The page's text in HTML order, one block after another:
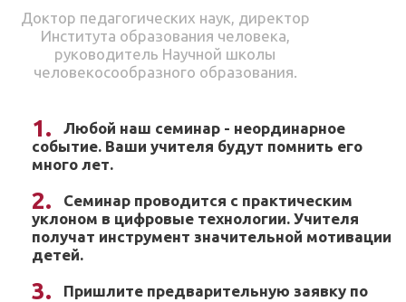
Доктор педагогических наук, директор
Института образования человека,
руководитель Научной школы
человекосообразного образования.
Любой наш семинар - неординарное
событие. Ваши учителя будут помнить его
много лет.
Семинар проводится с практическим
уклоном в цифровые технологии. Учителя
получат инструмент значительной мотивации
детей.
Пришлите предварительную заявку по